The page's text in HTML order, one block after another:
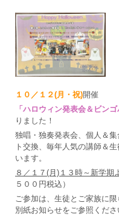
１０／１２(月・祝)開催
「ハロウィン発表会＆ビンゴ
りました！
独唱・独奏発表会、個人＆
ト交換、毎年人気の講師＆
います。
８／１７(月)１３時～新学期
５００円税込）
ご参加は、生徒とご家族に
別紙お知らせをご参照くださ